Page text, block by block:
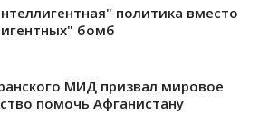
политика вместо
бомб
МИД призвал мировое
помочь Афганистану